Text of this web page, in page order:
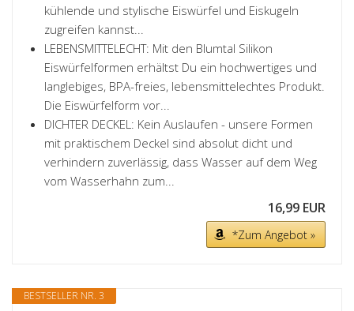
kühlende und stylische Eiswürfel und Eiskugeln
zugreifen kannst...
LEBENSMITTELECHT: Mit den Blumtal Silikon
Eiswürfelformen erhältst Du ein hochwertiges und
langlebiges, BPA-freies, lebensmittelechtes Produkt.
Die Eiswürfelform vor...
DICHTER DECKEL: Kein Auslaufen - unsere Formen
mit praktischem Deckel sind absolut dicht und
verhindern zuverlässig, dass Wasser auf dem Weg
vom Wasserhahn zum...
16,99 EUR
*Zum Angebot »
BESTSELLER NR. 3